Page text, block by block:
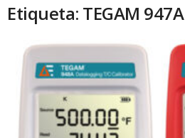
Etiqueta: TEGAM 947A